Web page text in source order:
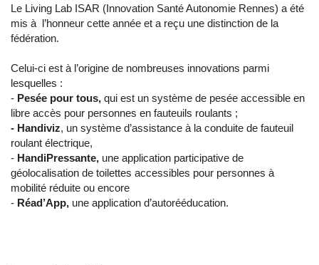
Le Living Lab ISAR (Innovation Santé Autonomie Rennes) a été
mis à l’honneur cette année et a reçu une distinction de la
fédération.
Celui-ci est à l’origine de nombreuses innovations parmi
lesquelles :
- Pesée pour tous, qui est un système de pesée accessible en
libre accès pour personnes en fauteuils roulants ;
- Handiviz, un système d’assistance à la conduite de fauteuil
roulant électrique,
- HandiPressante, une application participative de
géolocalisation de toilettes accessibles pour personnes à
mobilité réduite ou encore
- Réad’App, une application d’autorééducation.